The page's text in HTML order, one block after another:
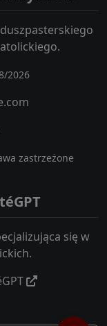
2026
zastrzeżone
się w